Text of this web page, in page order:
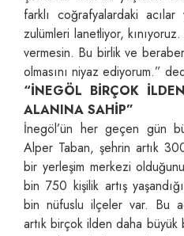
farklı coğrafyalardaki acılar
zulümleri lanetliyor,
vermesin. Bu birlik ve
olmasını niyaz ediyorum.”
“İNEGÖL BİRÇOK
ALANINA SAHİP”
İnegöl’ün her geçen gün
Alper Taban, şehrin artık
bir yerleşim merkezi
bin 750 kişilik artış
bin nüfuslu ilçeler var. Bu
artık birçok ilden daha büyük